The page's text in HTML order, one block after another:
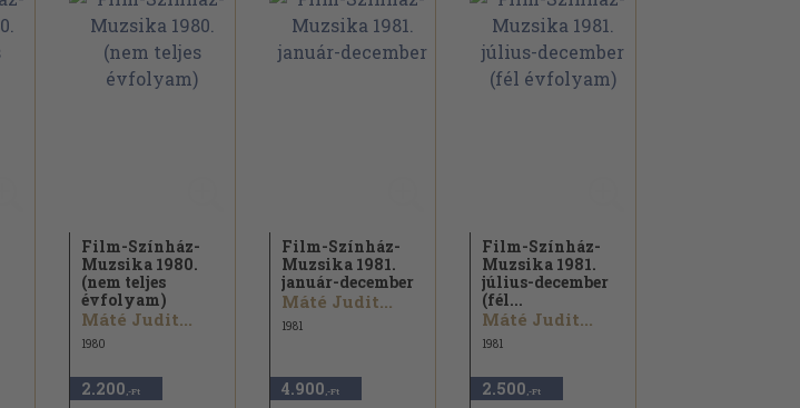
Film-Színház-
Muzsika 1980.
(nem teljes
évfolyam)
Máté Judit...
1980
2.200 ,-Ft
Film-Színház-
Muzsika 1981.
január-december
Máté Judit...
1981
4.900 ,-Ft
Film-Színház-
Muzsika 1981.
július-december
(fél...
Máté Judit...
1981
2.500 ,-Ft